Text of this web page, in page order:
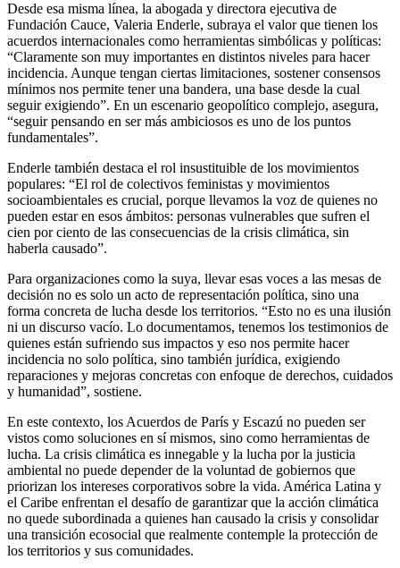
Desde esa misma línea, la abogada y directora ejecutiva de
Fundación Cauce, Valeria Enderle, subraya el valor que tienen los
acuerdos internacionales como herramientas simbólicas y políticas:
“Claramente son muy importantes en distintos niveles para hacer
incidencia. Aunque tengan ciertas limitaciones, sostener consensos
mínimos nos permite tener una bandera, una base desde la cual
seguir exigiendo”. En un escenario geopolítico complejo, asegura,
“seguir pensando en ser más ambiciosos es uno de los puntos
fundamentales”.
Enderle también destaca el rol insustituible de los movimientos
populares: “El rol de colectivos feministas y movimientos
socioambientales es crucial, porque llevamos la voz de quienes no
pueden estar en esos ámbitos: personas vulnerables que sufren el
cien por ciento de las consecuencias de la crisis climática, sin
haberla causado”.
Para organizaciones como la suya, llevar esas voces a las mesas de
decisión no es solo un acto de representación política, sino una
forma concreta de lucha desde los territorios. “Esto no es una ilusión
ni un discurso vacío. Lo documentamos, tenemos los testimonios de
quienes están sufriendo sus impactos y eso nos permite hacer
incidencia no solo política, sino también jurídica, exigiendo
reparaciones y mejoras concretas con enfoque de derechos, cuidados
y humanidad”, sostiene.
En este contexto, los Acuerdos de París y Escazú no pueden ser
vistos como soluciones en sí mismos, sino como herramientas de
lucha. La crisis climática es innegable y la lucha por la justicia
ambiental no puede depender de la voluntad de gobiernos que
priorizan los intereses corporativos sobre la vida. América Latina y
el Caribe enfrentan el desafío de garantizar que la acción climática
no quede subordinada a quienes han causado la crisis y consolidar
una transición ecosocial que realmente contemple la protección de
los territorios y sus comunidades.